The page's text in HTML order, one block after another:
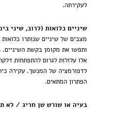
לעקירתה.
שיניים כלואות (לרוב, שיני
מצבים של שיניים שנותרו
ותפשו את מקומן בקשת
אלו עלולות לגרום להתפתחות
לדפורמציה של המנשך. עקירה
הפתרון המתאים.
בעיה או שורש שן חריג / לא